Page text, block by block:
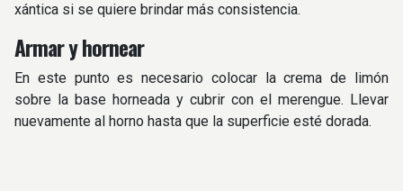
xántica si se quiere brindar más consistencia.
Armar y hornear
En este punto es necesario colocar la crema de limón
sobre la base horneada y cubrir con el merengue. Llevar
nuevamente al horno hasta que la superficie esté dorada.